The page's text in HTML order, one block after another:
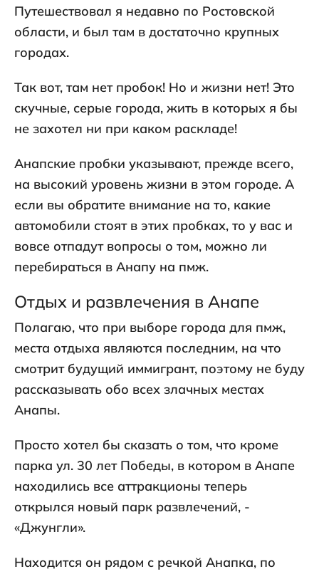
Путешествовал я недавно по Ростовской
области, и был там в достаточно крупных
городах.
Так вот, там нет пробок! Но и жизни нет! Это
скучные, серые города, жить в которых я бы
не захотел ни при каком раскладе!
Анапские пробки указывают, прежде всего,
на высокий уровень жизни в этом городе. А
если вы обратите внимание на то, какие
автомобили стоят в этих пробках, то у вас и
вовсе отпадут вопросы о том, можно ли
перебираться в Анапу на пмж.
Отдых и развлечения в Анапе
Полагаю, что при выборе города для пмж,
места отдыха являются последним, на что
смотрит будущий иммигрант, поэтому не буду
рассказывать обо всех злачных местах
Анапы.
Просто хотел бы сказать о том, что кроме
парка ул. 30 лет Победы, в котором в Анапе
находились все аттракционы теперь
открылся новый парк развлечений, -
«Джунгли».
Находится он рядом с речкой Анапка, по